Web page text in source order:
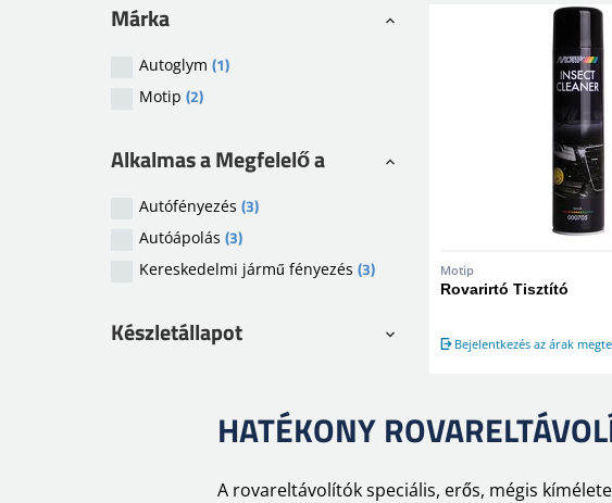
Márka
Autoglym (1)
Motip (2)
Alkalmas a Megfelelő a
Autófényezés (3)
Autóápolás (3)
Kereskedelmi jármű fényezés (3)
Készletállapot
Motip
Rovarirtó Tisztító
Bejelentkezés az árak
HATÉKONY
A rovareltávolítók speciális, erős, mégis